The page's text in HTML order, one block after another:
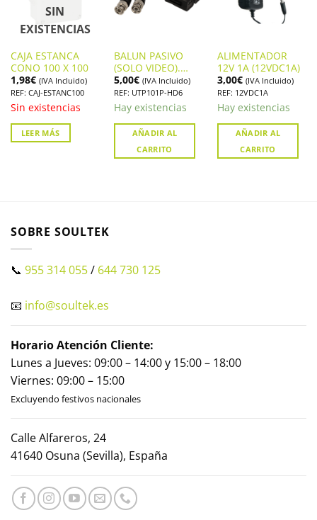
SIN
EXISTENCIAS
CAJA ESTANCA
CONO 100 X 100
1,98€ (IVA Incluido)
REF: CAJ-ESTANC100
Sin existencias
LEER MÁS
BALUN PASIVO
(SOLO VIDEO).
UTP101P-HD6
5,00€ (IVA Incluido)
REF: UTP101P-HD6
Hay existencias
AÑADIR AL
CARRITO
ALIMENTADOR
12V 1A (12VDC1A)
3,00€ (IVA Incluido)
REF: 12VDC1A
Hay existencias
AÑADIR AL
CARRITO
SOBRE SOULTEK
📞 955 314 055/ 644 730 125
📧 info@soultek.es
Horario Atención Cliente:
Lunes a Jueves: 09:00 – 14:00 y 15:00 – 18:00
Viernes: 09:00 – 15:00
Excluyendo festivos nacionales
Calle Alfareros, 24
41640 Osuna (Sevilla), España